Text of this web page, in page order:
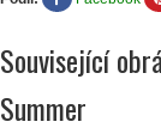
Související
Summer